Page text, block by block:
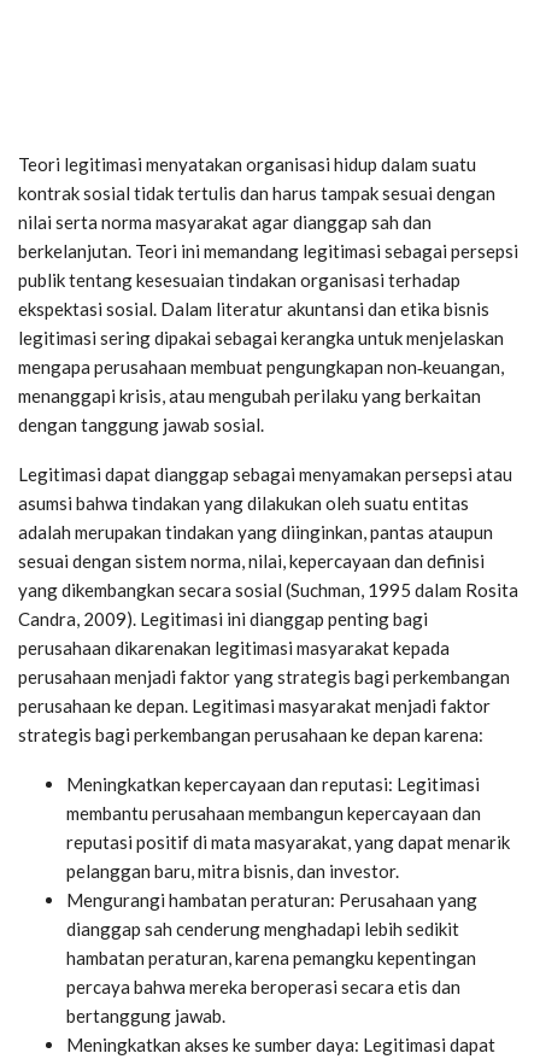
Teori legitimasi menyatakan organisasi hidup dalam suatu
kontrak sosial tidak tertulis dan harus tampak sesuai dengan
nilai serta norma masyarakat agar dianggap sah dan
berkelanjutan. Teori ini memandang legitimasi sebagai persepsi
publik tentang kesesuaian tindakan organisasi terhadap
ekspektasi sosial. Dalam literatur akuntansi dan etika bisnis
legitimasi sering dipakai sebagai kerangka untuk menjelaskan
mengapa perusahaan membuat pengungkapan non‑keuangan,
menanggapi krisis, atau mengubah perilaku yang berkaitan
dengan tanggung jawab sosial.
Legitimasi dapat dianggap sebagai menyamakan persepsi atau
asumsi bahwa tindakan yang dilakukan oleh suatu entitas
adalah merupakan tindakan yang diinginkan, pantas ataupun
sesuai dengan sistem norma, nilai, kepercayaan dan definisi
yang dikembangkan secara sosial (Suchman, 1995 dalam Rosita
Candra, 2009). Legitimasi ini dianggap penting bagi
perusahaan dikarenakan legitimasi masyarakat kepada
perusahaan menjadi faktor yang strategis bagi perkembangan
perusahaan ke depan. Legitimasi masyarakat menjadi faktor
strategis bagi perkembangan perusahaan ke depan karena:
Meningkatkan kepercayaan dan reputasi: Legitimasi
membantu perusahaan membangun kepercayaan dan
reputasi positif di mata masyarakat, yang dapat menarik
pelanggan baru, mitra bisnis, dan investor.
Mengurangi hambatan peraturan: Perusahaan yang
dianggap sah cenderung menghadapi lebih sedikit
hambatan peraturan, karena pemangku kepentingan
percaya bahwa mereka beroperasi secara etis dan
bertanggung jawab.
Meningkatkan akses ke sumber daya: Legitimasi dapat